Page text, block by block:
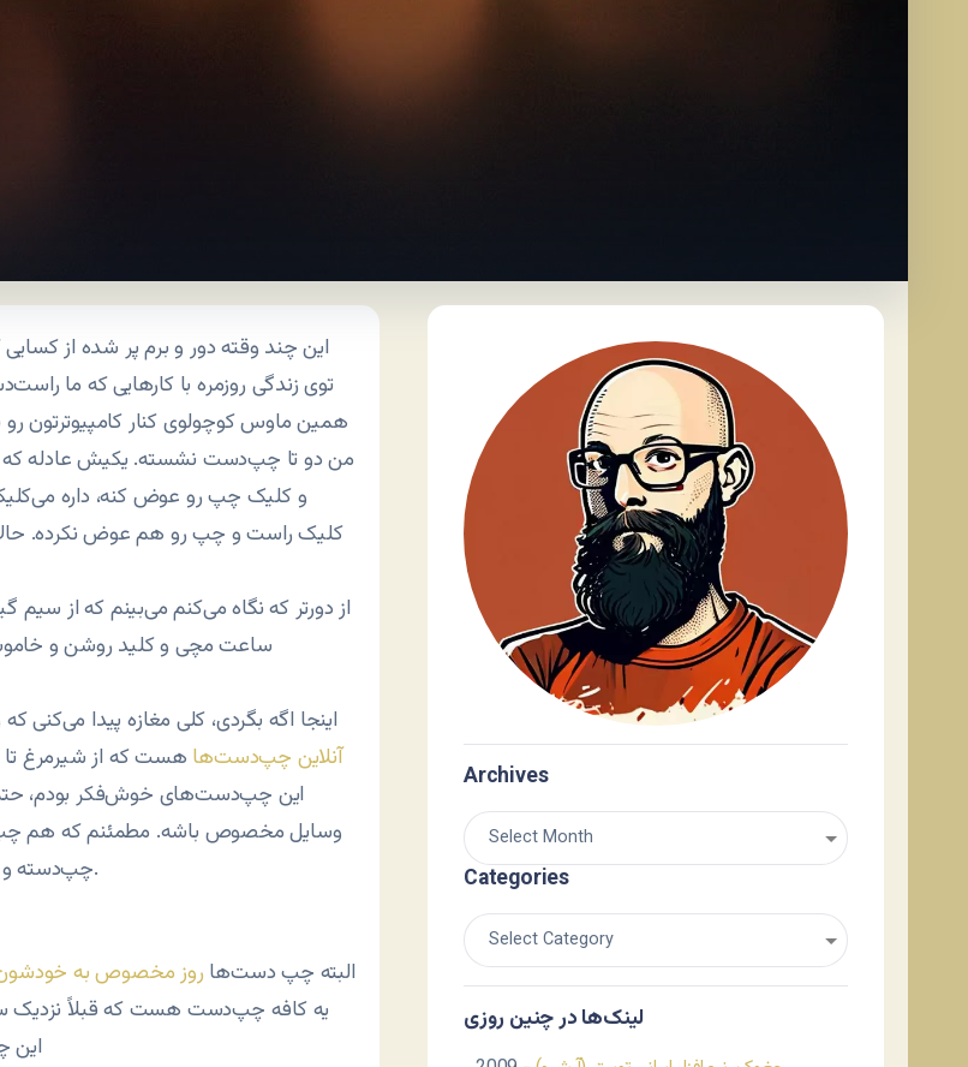
این چند وقته دور و برم پر شده از
توی زندگی روزمره با کارهایی که ما
همین ماوس کوچولوی کنار کامپیوترتون
من دو تا چپ‌دست نشسته. یکیش عادله
و کلیک چپ رو عوض کنه، داره
کلیک راست و چپ رو هم عوض نکرده.
از دورتر که نگاه می‌کنم می‌بینم که از
ساعت مچی و کلید روشن و
اینجا اگه بگردی، کلی مغازه پیدا
آنلاین چپ‌دست‌ها هست که از شیرمرغ
این چپ‌دست‌های خوش‌فکر بودم،
وسایل مخصوص باشه. مطمئنم که هم
چپ‌دسته و سالی چند بار باید کادو براشون بخرن (حق ایده‌پردازی فراموش نشه).
البته چپ دست‌ها روز مخصوص به
یه کافه چپ‌دست هست که قبلاً نزدیک
این
Archives
Categories
لینک‌ها در چنین روزی